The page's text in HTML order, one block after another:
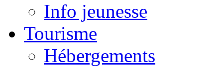
Info jeunesse
Tourisme
Hébergements